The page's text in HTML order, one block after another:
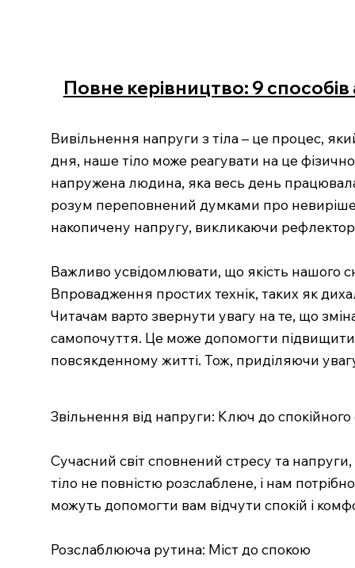
Повне керівництво: 9
Вивільнення напруги з тіла – це процес,
дня, наше тіло може реагувати на це
напружена людина, яка весь день
розум переповнений думками про
накопичену напругу, викликаючи
Важливо усвідомлювати, що якість нашого
Впровадження простих технік, таких як
Читачам варто звернути увагу на те, що
самопочуття. Це може допомогти підвищити
повсякденному житті. Тож, приділяючи
Звільнення від напруги: Ключ до спокійного
Сучасний світ сповнений стресу та
тіло не повністю розслаблене, і нам
можуть допомогти вам відчути спокій і
Розслаблююча рутина: Міст до спокою